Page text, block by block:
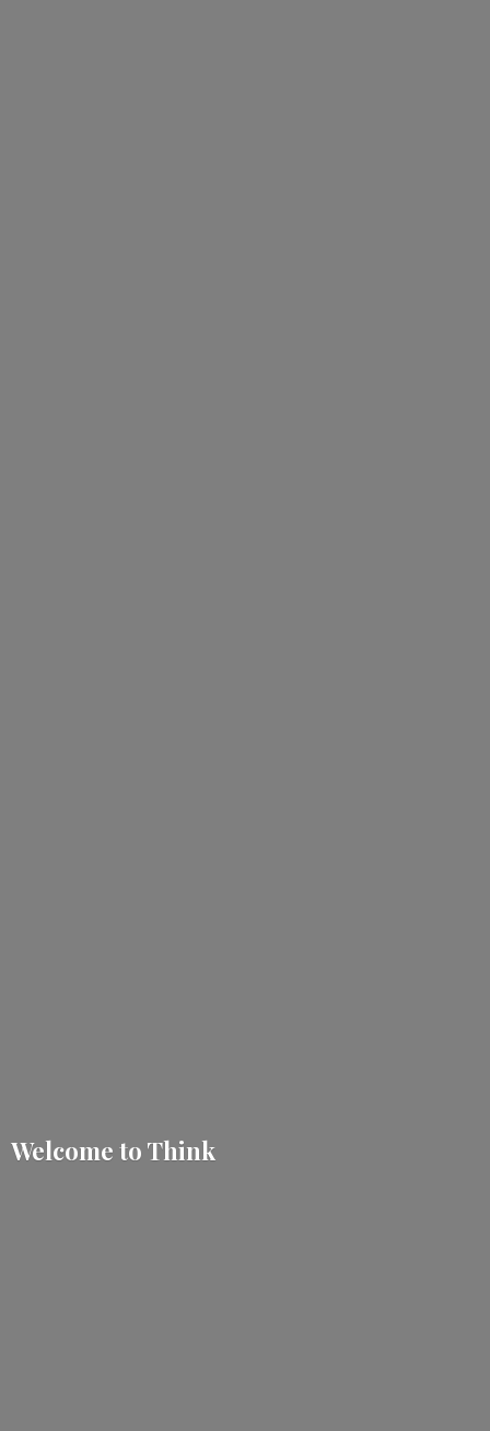
Welcome to Think